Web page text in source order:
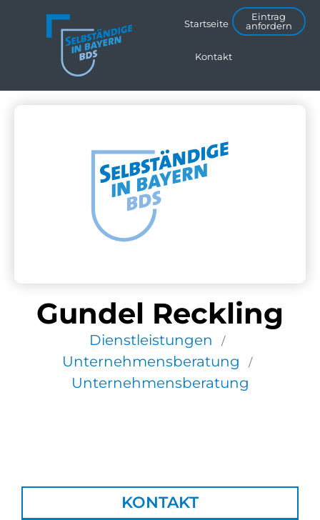
Startseite
Kontakt
Eintrag
anfordern
Gundel Reckling
Dienstleistungen /
Unternehmensberatung /
Unternehmensberatung
KONTAKT